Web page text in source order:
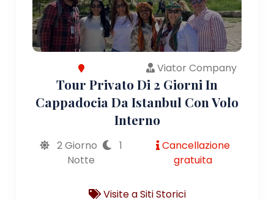
Viator Company
Tour Privato Di 2 Giorni In
Cappadocia Da Istanbul Con Volo
Interno
2 Giorno
1
Notte
Cancellazione
gratuita
Visite a Siti Storici